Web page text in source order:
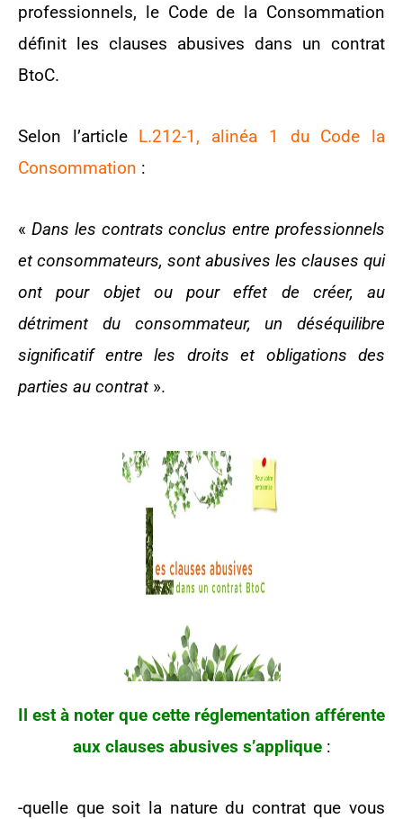
professionnels, le Code de la Consommation
définit les clauses abusives dans un contrat
BtoC.
Selon l’article L.212-1, alinéa 1 du Code la
Consommation :
« Dans les contrats conclus entre professionnels
et consommateurs, sont abusives les clauses qui
ont pour objet ou pour effet de créer, au
détriment du consommateur, un déséquilibre
significatif entre les droits et obligations des
parties au contrat ».
Il est à noter que cette réglementation afférente
aux clauses abusives s’applique :
-quelle que soit la nature du contrat que vous